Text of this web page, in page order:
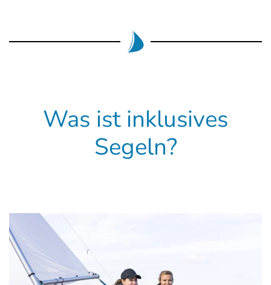
Was ist inklusives
Segeln?